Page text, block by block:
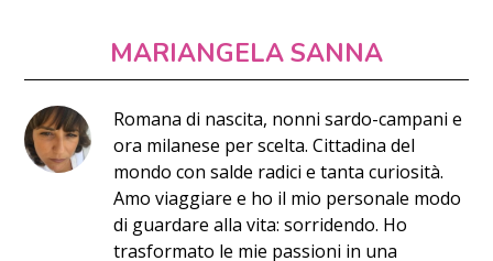
MARIANGELA SANNA
Romana di nascita, nonni sardo-campani e
ora milanese per scelta. Cittadina del
mondo con salde radici e tanta curiosità.
Amo viaggiare e ho il mio personale modo
di guardare alla vita: sorridendo. Ho
trasformato le mie passioni in una